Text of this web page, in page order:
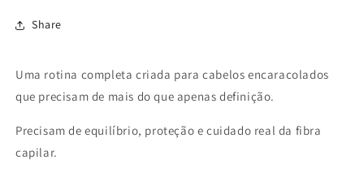
Share
Uma rotina completa criada para cabelos encaracolados
que precisam de mais do que apenas definição.
Precisam de equilíbrio, proteção e cuidado real da fibra
capilar.